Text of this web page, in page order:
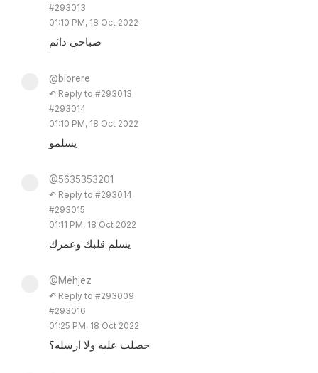
#293013
01:10 PM, 18 Oct 2022
صباحي دائم
@biorere
↶ Reply to #293013
#293014
01:10 PM, 18 Oct 2022
يسلمو
@5635353201
↶ Reply to #293014
#293015
01:11 PM, 18 Oct 2022
يسلم قلبك وعمرك
@Mehjez
↶ Reply to #293009
#293016
01:25 PM, 18 Oct 2022
حصلت عليه ولا ارسله؟